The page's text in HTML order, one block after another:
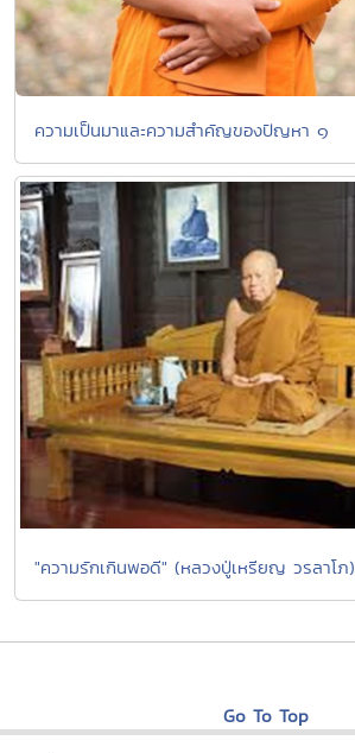
ความเป็นมาและความสำคัญของปัญหา ๑
"ความรักเกินพอดี" (หลวงปู่เหรียญ วรลาโภ)
Go To Top